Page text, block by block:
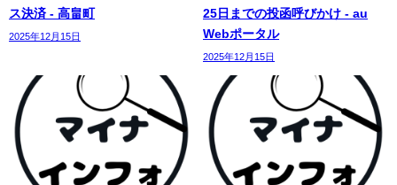
ス決済 - 高畠町
2025年12月15日
25日までの投函呼びかけ - au
Webポータル
2025年12月15日